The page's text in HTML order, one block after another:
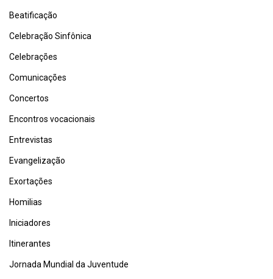
Beatificação
Celebração Sinfônica
Celebrações
Comunicações
Concertos
Encontros vocacionais
Entrevistas
Evangelização
Exortações
Homilias
Iniciadores
Itinerantes
Jornada Mundial da Juventude